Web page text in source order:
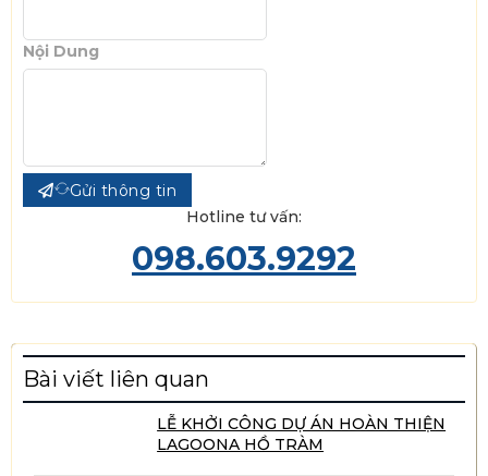
Nội Dung
Gửi thông tin
Hotline tư vấn:
098.603.9292
Bài viết liên quan
LỄ KHỞI CÔNG DỰ ÁN HOÀN THIỆN
LAGOONA HỒ TRÀM